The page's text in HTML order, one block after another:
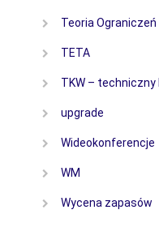
Teoria Ograniczeń
TETA
TKW –
upgrade
Wideokonferencje
WM
Wycena zapasów